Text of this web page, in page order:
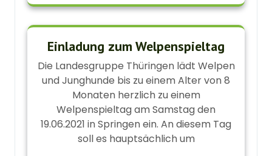
Einladung zum Welpenspieltag
Die Landesgruppe Thüringen lädt Welpen
und Junghunde bis zu einem Alter von 8
Monaten herzlich zu einem
Welpenspieltag am Samstag den
19.06.2021 in Springen ein. An diesem Tag
soll es hauptsächlich um